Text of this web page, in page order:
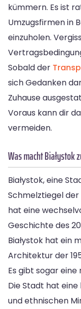
kümmern. Es ist
Umzugsfirmen in
einzuholen.
Sobald der
sich Gedanken
Zuhause
Voraus kann dir
vermeiden.
Was macht Białystok
Białystok, eine
Schmelztiegel der
hat eine
Geschichte des
Białystok hat ein
Architektur der
Es gibt sogar eine
Die Stadt hat
und ethnischen